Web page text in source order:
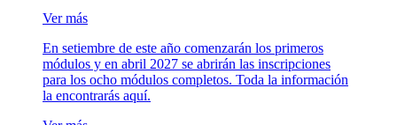
Ver más
En setiembre de este año comenzarán los primeros
módulos y en abril 2027 se abrirán las inscripciones
para los ocho módulos completos. Toda la información
la encontrarás aquí.